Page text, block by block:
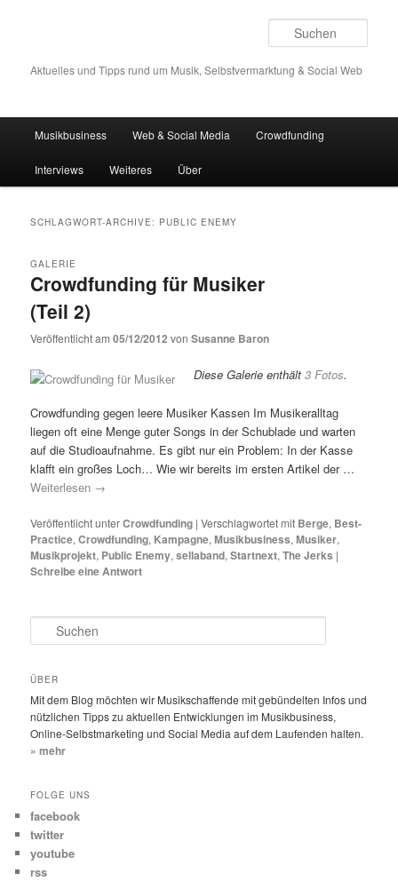
Aktuelles und Tipps rund um Musik, Selbstvermarktung & Social Web
Zum
Inhalt
Zum
sekundären
Musikbusiness Web & Social Media Crowdfunding
Interviews Weiteres Über
SCHLAGWORT-ARCHIVE: PUBLIC ENEMY
Crowdfunding für Musiker
(Teil 2)
GALERIE
Veröffentlicht am05/12/2012 vonSusanne Baron
Diese Galerie enthält3 Fotos.
Crowdfunding gegen leere Musiker Kassen Im Musikeralltag
liegen oft eine Menge guter Songs in der Schublade und warten
auf die Studioaufnahme. Es gibt nur ein Problem: In der Kasse
klafft ein großes Loch… Wie wir bereits im ersten Artikel der …
Weiterlesen →
Veröffentlicht unterCrowdfunding |Verschlagwortet mit Berge, Best-
Practice,Crowdfunding, Kampagne,Musikbusiness,Musiker,
Musikprojekt, Public Enemy,sellaband,Startnext,The Jerks |
Schreibe eine Antwort
u
h
n
ÜBER
Mit dem Blog möchten wir Musikschaffende mit gebündelten Infos und
nützlichen Tipps zu aktuellen Entwicklungen im Musikbusiness,
Online-Selbstmarketing und Social Media auf dem Laufenden halten.
» mehr
FOLGE UNS
facebook
twitter
youtube
rss